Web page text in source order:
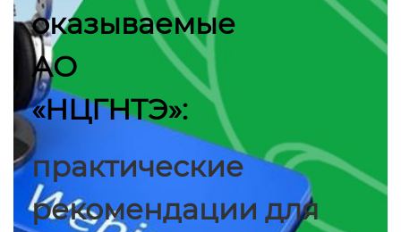
оказываемые
АО
«НЦГНТЭ»:
практические
рекомендации для